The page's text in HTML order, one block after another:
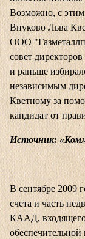
Возможно, с этим
Внуково Льва
ООО
совет
и раньше
независимым
Кветному за
кандидат от
Источник:
В сентябре 2009
счета и часть
КААД, входящего